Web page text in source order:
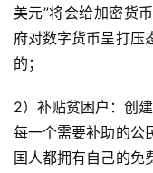
美元”将会给加密货
府对数字货币呈打压
的；
2）补贴贫困户：创
每一个需要补助的公
国人都拥有自己的免